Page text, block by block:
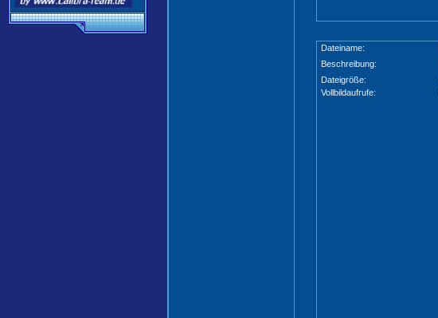
Dateiname:
Beschreibung:
Dateigröße:
Vollbildaufrufe: